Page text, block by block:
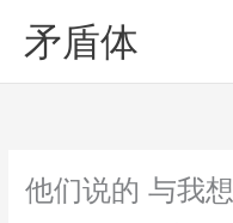
content
矛盾体
他们说的 与我